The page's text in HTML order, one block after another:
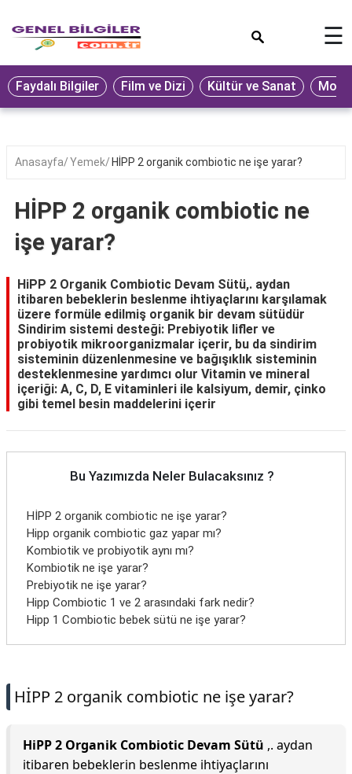
Eğitim
Ekonomi
Seyahat
Oyun
Yaşam
Hukuk
Blog
☰
Faydalı Bilgiler Film ve Dizi Kültür ve Sanat
Anasayfa Yemek HİPP 2 organik combiotic ne işe yarar?
HİPP 2 organik combiotic ne
işe yarar?
HiPP 2 Organik Combiotic Devam Sütü,. aydan
itibaren bebeklerin beslenme ihtiyaçlarını karşılamak
üzere formüle edilmiş organik bir devam sütüdür
Sindirim sistemi desteği: Prebiyotik lifler ve
probiyotik mikroorganizmalar içerir, bu da sindirim
sisteminin düzenlenmesine ve bağışıklık sisteminin
desteklenmesine yardımcı olur Vitamin ve mineral
içeriği: A, C, D, E vitaminleri ile kalsiyum, demir, çinko
gibi temel besin maddelerini içerir
Bu Yazımızda Neler Bulacaksınız ?
HİPP 2 organik combiotic ne işe yarar?
Hipp organik combiotic gaz yapar mı?
Kombiotik ve probiyotik aynı mı?
Kombiotik ne işe yarar?
Prebiyotik ne işe yarar?
Hipp Combiotic 1 ve 2 arasındaki fark nedir?
Hipp 1 Combiotic bebek sütü ne işe yarar?
HİPP 2 organik combiotic ne işe yarar?
HiPP 2 Organik Combiotic Devam Sütü ,. aydan
itibaren bebeklerin beslenme ihtiyaçlarını